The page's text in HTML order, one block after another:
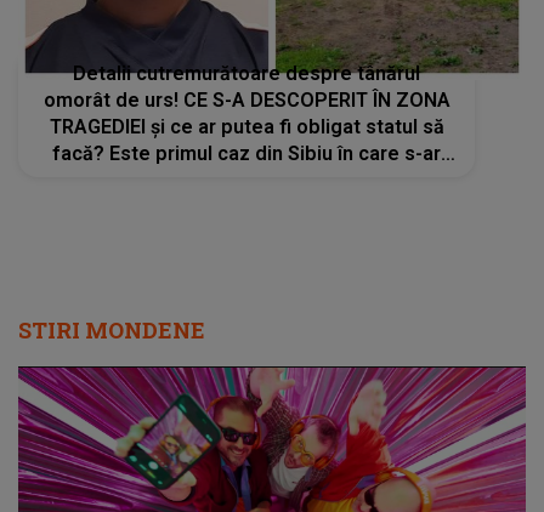
Detalii cutremurătoare despre tânărul
omorât de urs! CE S-A DESCOPERIT ÎN ZONA
TRAGEDIEI și ce ar putea fi obligat statul să
facă? Este primul caz din Sibiu în care s-ar
STIRI MONDENE